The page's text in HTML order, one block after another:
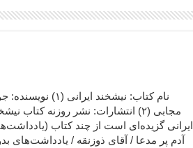
نام کتاب: نیشخند ایرانی (۱)
مجابی (۲) انتشارات: نشر روزنه کتاب
ایرانی گزیده‌ای است از چند کتاب
آدم پر مدعا / آقای ذوزنقه / یادداشت‌های